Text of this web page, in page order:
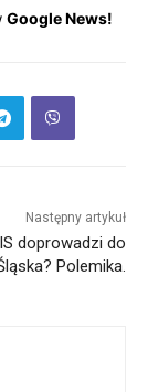
Google News!
Następny artykuł
doprowadzi do
Polemika.